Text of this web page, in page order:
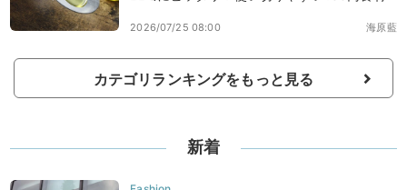
海原藍
2026/07/25 08:00
カテゴリランキングをもっと見る
新着